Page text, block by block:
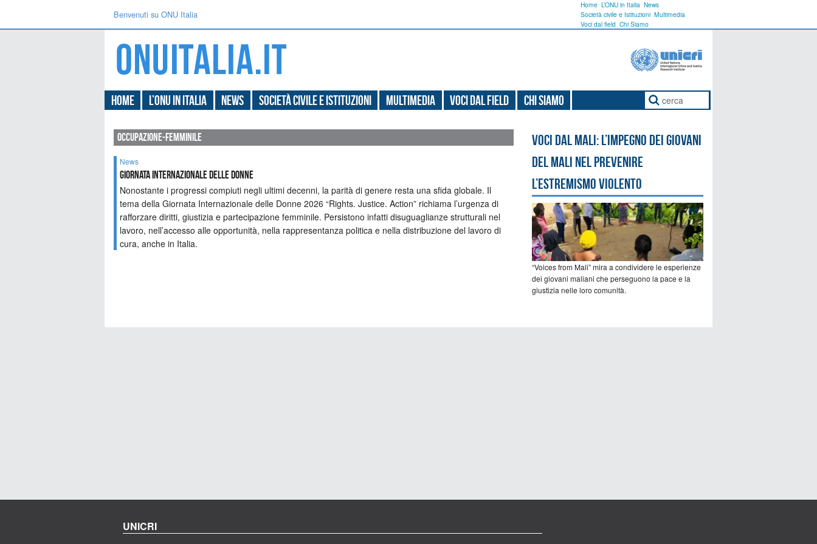
Benvenuti su ONU Italia
Home L’ONU in Italia News
Società civile e Istituzioni Multimedia
Voci dal field Chi Siamo
Home L’ONU in Italia News Società civile e Istituzioni Multimedia Voci dal field Chi Siamo
occupazione-femminile
News
Giornata Internazionale delle Donne
Nonostante i progressi compiuti negli ultimi decenni, la parità di genere resta una sfida globale. Il
tema della Giornata Internazionale delle Donne 2026 “Rights. Justice. Action” richiama l’urgenza di
rafforzare diritti, giustizia e partecipazione femminile. Persistono infatti disuguaglianze strutturali nel
lavoro, nell’accesso alle opportunità, nella rappresentanza politica e nella distribuzione del lavoro di
cura, anche in Italia.
Voci dal Mali: l’impegno dei giovani
del Mali nel prevenire
l’estremismo violento
“Voices from Mali” mira a condividere le esperienze
dei giovani maliani che perseguono la pace e la
giustizia nelle loro comunità.
UNICRI